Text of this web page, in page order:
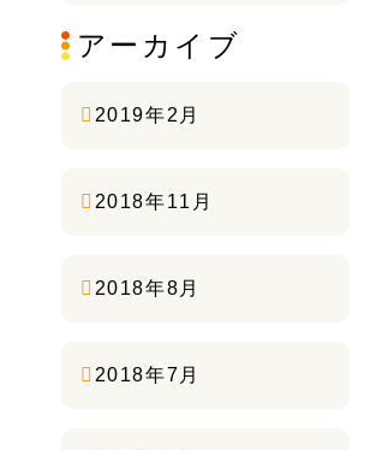
アーカイブ
2019年2月
2018年11月
2018年8月
2018年7月